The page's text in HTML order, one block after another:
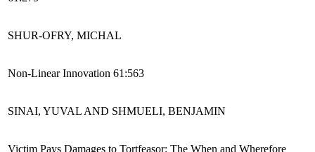
SHUR-OFRY, MICHAL
Non-Linear Innovation 61:563
SINAI, YUVAL AND SHMUELI, BENJAMIN
Victim Pays Damages to Tortfeasor: The When and Wherefore